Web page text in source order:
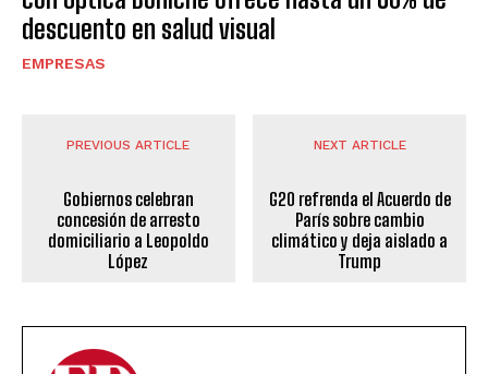
descuento en salud visual
EMPRESAS
PREVIOUS ARTICLE
Gobiernos celebran
concesión de arresto
domiciliario a Leopoldo
López
NEXT ARTICLE
G20 refrenda el Acuerdo de
París sobre cambio
climático y deja aislado a
Trump